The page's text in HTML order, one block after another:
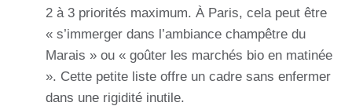
2 à 3 priorités maximum. À Paris, cela peut être
« s’immerger dans l’ambiance champêtre du
Marais » ou « goûter les marchés bio en matinée
». Cette petite liste offre un cadre sans enfermer
dans une rigidité inutile.